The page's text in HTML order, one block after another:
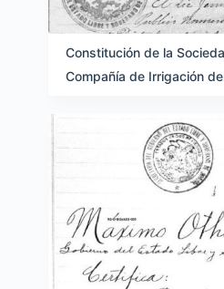
Constitución de la
Compañía de Irrigación